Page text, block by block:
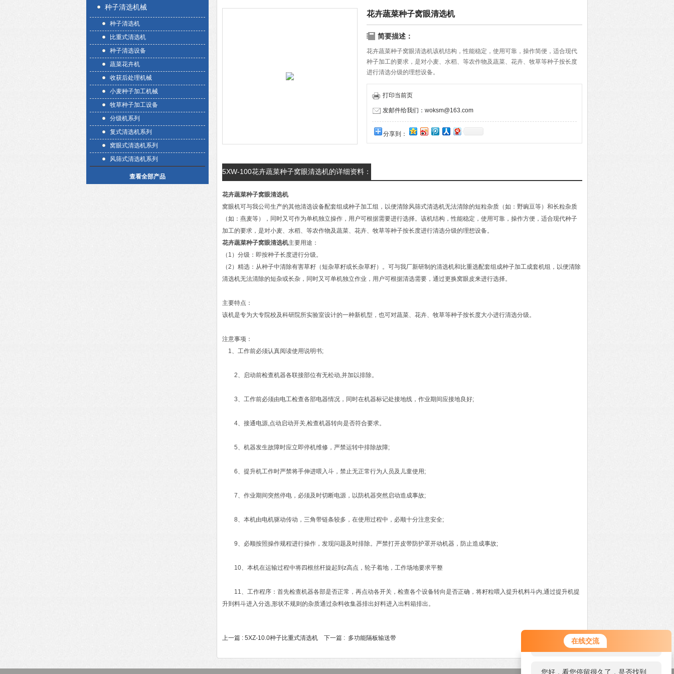
在线交流
您好！欢迎前来咨询，很高兴为您
服务，请问您要咨询什么问题呢？
您好，看您停留很久了，是否找到
种子清选机械
种子清选机
比重式清选机
种子清选设备
蔬菜花卉机
收获后处理机械
小麦种子加工机械
牧草种子加工设备
分级机系列
复式清选机系列
窝眼式清选机系列
风筛式清选机系列
查看全部产品
花卉蔬菜种子窝眼清选机
简要描述：
花卉蔬菜种子窝眼清选机该机结构，性能稳定，使用可靠，操作简便，适合现代
种子加工的要求，是对小麦、水稻、等农作物及蔬菜、花卉、牧草等种子按长度
进行清选分级的理想设备。
打印当前页
发邮件给我们：woksm@163.com
分享到：
5XW-100花卉蔬菜种子窝眼清选机的详细资料：
花卉蔬菜种子窝眼清选机
窝眼机可与我公司生产的其他清选设备配套组成种子加工组，以便清除风筛式清选机无法清除的短粒杂质（如：野豌豆等）和长粒杂质
（如：燕麦等），同时又可作为单机独立操作，用户可根据需要进行选择。该机结构，性能稳定，使用可靠，操作方便，适合现代种子
加工的要求，是对小麦、水稻、等农作物及蔬菜、花卉、牧草等种子按长度进行清选分级的理想设备。
花卉蔬菜种子窝眼清选机主要用途：
（1）分级：即按种子长度进行分级。
（2）精选：从种子中清除有害草籽（短杂草籽或长杂草籽）。可与我厂新研制的清选机和比重选配套组成种子加工成套机组，以便清除
清选机无法清除的短杂或长杂，同时又可单机独立作业，用户可根据清选需要，通过更换窝眼皮来进行选择。
主要特点：
该机是专为大专院校及科研院所实验室设计的一种新机型，也可对蔬菜、花卉、牧草等种子按长度大小进行清选分级。
注意事项：
1、工作前必须认真阅读使用说明书;
2、启动前检查机器各联接部位有无松动,并加以排除。
3、工作前必须由电工检查各部电器情况，同时在机器标记处接地线，作业期间应接地良好;
4、接通电源,点动启动开关,检查机器转向是否符合要求。
5、机器发生故障时应立即停机维修，严禁运转中排除故障;
6、提升机工作时严禁将手伸进喂入斗，禁止无正常行为人员及儿童使用;
7、作业期间突然停电，必须及时切断电源，以防机器突然启动造成事故;
8、本机由电机驱动传动，三角带链条较多，在使用过程中，必顺十分注意安全;
9、必顺按照操作规程进行操作，发现问题及时排除。严禁打开皮带防护罩开动机器，防止造成事故;
10、本机在运输过程中将四根丝杆旋起到z高点，轮子着地，工作场地要求平整
11、工作程序：首先检查机器各部是否正常，再点动各开关，检查各个设备转向是否正确，将籽粒喂入提升机料斗内,通过提升机提
升到料斗进入分选,形状不规则的杂质通过杂料收集器排出好料进入出料箱排出。
上一篇 : 5XZ-10.0种子比重式清选机 下一篇 : 多功能隔板输送带